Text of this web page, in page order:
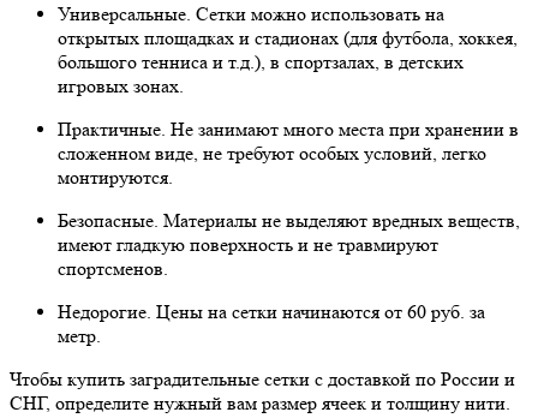
Универсальные. Сетки можно использовать на
открытых площадках и стадионах (для футбола, хоккея,
большого тенниса и т.д.), в спортзалах, в детских
игровых зонах.
Практичные. Не занимают много места при хранении в
сложенном виде, не требуют особых условий, легко
монтируются.
Безопасные. Материалы не выделяют вредных веществ,
имеют гладкую поверхность и не травмируют
спортсменов.
Недорогие. Цены на сетки начинаются от 60 руб. за
метр.
Чтобы купить заградительные сетки с доставкой по России и
СНГ, определите нужный вам размер ячеек и толщину нити.